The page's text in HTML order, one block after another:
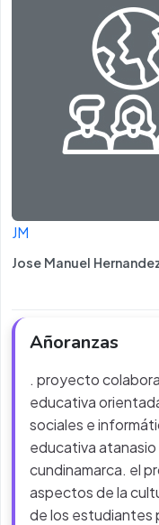
JM
Jose Manuel
Añoranzas
. proyecto
educativa
sociales e
educativa
cundinamarca. el
aspectos de la
de los estudiantes